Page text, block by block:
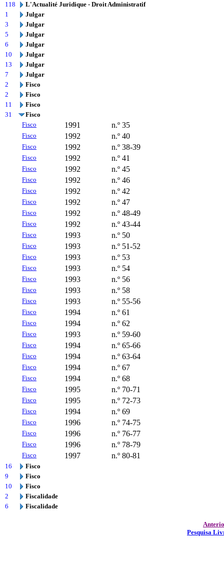
118
L'Actualité Juridique - Droit Administratif
1
Julgar
3
Julgar
5
Julgar
6
Julgar
10
Julgar
13
Julgar
7
Julgar
2
Fisco
2
Fisco
11
Fisco
31
Fisco
Fisco
1991 n.º 35
Fisco 1992 n.º 40
Fisco 1992 n.º 38-39
Fisco 1992 n.º 41
Fisco 1992 n.º 45
Fisco 1992 n.º 46
Fisco 1992 n.º 42
Fisco 1992 n.º 47
Fisco 1992 n.º 48-49
Fisco 1992 n.º 43-44
Fisco 1993 n.º 50
Fisco 1993 n.º 51-52
Fisco 1993 n.º 53
Fisco 1993 n.º 54
Fisco 1993 n.º 56
Fisco 1993 n.º 58
Fisco 1993 n.º 55-56
Fisco 1994 n.º 61
Fisco 1994 n.º 62
Fisco 1993 n.º 59-60
Fisco 1994 n.º 65-66
Fisco 1994 n.º 63-64
Fisco 1994 n.º 67
Fisco 1994 n.º 68
Fisco 1995 n.º 70-71
Fisco 1995 n.º 72-73
Fisco 1994 n.º 69
Fisco 1996 n.º 74-75
Fisco 1996 n.º 76-77
Fisco 1996 n.º 78-79
Fisco 1997 n.º 80-81
16
Fisco
9
Fisco
10
Fisco
2
Fiscalidade
6
Fiscalidade
Pesquisa